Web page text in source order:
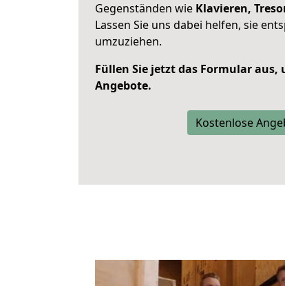
Gegenständen wie Klavieren,
Lassen Sie uns dabei helfen, sie
umzuziehen.
Füllen Sie jetzt das Formular
Angebote.
Kostenlose